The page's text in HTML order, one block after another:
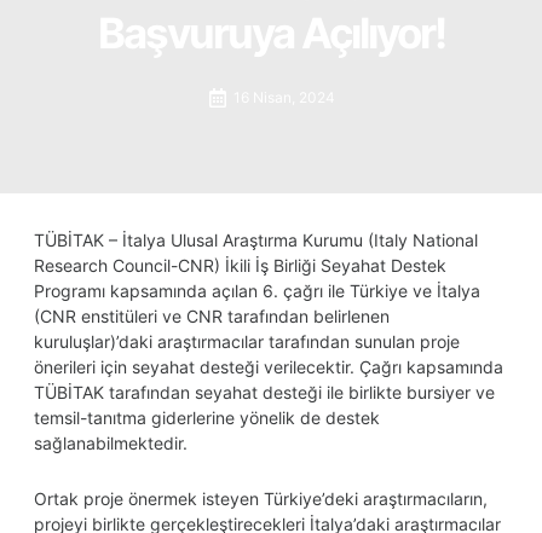
TÜBİTAK – İtalya Ulusal Araştırma Kurumu (Italy National
Research Council-CNR) İkili İş Birliği Seyahat Destek
Programı kapsamında açılan 6. çağrı ile Türkiye ve İtalya
(CNR enstitüleri ve CNR tarafından belirlenen
kuruluşlar)’daki araştırmacılar tarafından sunulan proje
önerileri için seyahat desteği verilecektir. Çağrı kapsamında
TÜBİTAK tarafından seyahat desteği ile birlikte bursiyer ve
temsil-tanıtma giderlerine yönelik de destek
sağlanabilmektedir.
Ortak proje önermek isteyen Türkiye’deki araştırmacıların,
projeyi birlikte gerçekleştirecekleri İtalya’daki araştırmacılar